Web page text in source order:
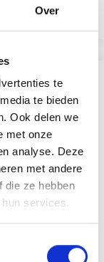
Over
te
te bieden
Ook delen we
met onze
analyse. Deze
met andere
die ze hebben
services.
aan winkelwagen